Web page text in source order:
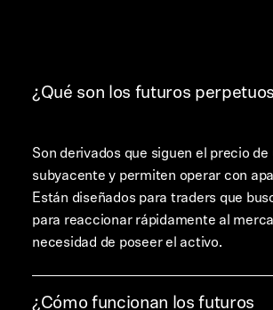
¿Qué son los futuros
Son derivados que siguen el precio
subyacente y permiten operar con
Están diseñados para traders que
para reaccionar rápidamente al
necesidad de poseer el activo.
¿Cómo funcionan los futuros